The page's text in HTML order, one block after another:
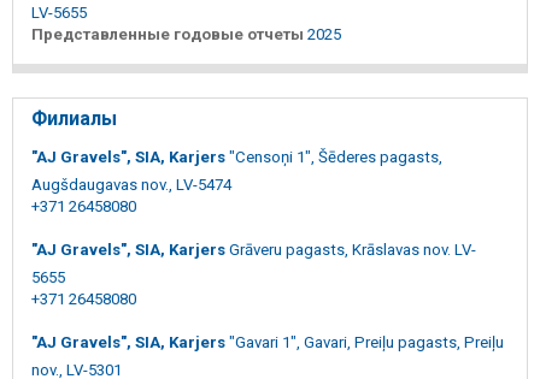
LV-5655
Представленные годовые отчеты 2025
Филиалы
"AJ Gravels", SIA, Karjers "Censoņi 1", Šēderes pagasts,
Augšdaugavas nov., LV-5474
+371 26458080
"AJ Gravels", SIA, Karjers Grāveru pagasts, Krāslavas nov. LV-
5655
+371 26458080
"AJ Gravels", SIA, Karjers "Gavari 1", Gavari, Preiļu pagasts, Preiļu
nov., LV-5301